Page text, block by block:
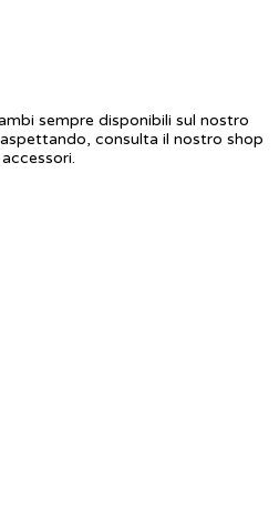
sempre disponibili sul nostro
consulta il nostro shop